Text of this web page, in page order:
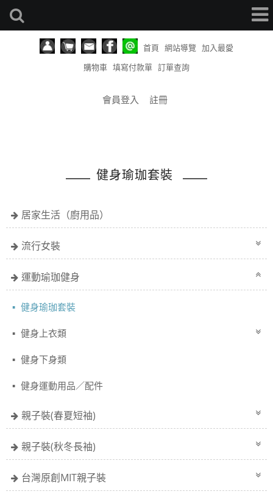
首頁 網站導覽 加入最愛
購物車 填寫付款單 訂單查詢
會員登入 註冊
健身瑜珈套裝
居家生活（廚用品）
流行女裝
運動瑜珈健身
健身瑜珈套裝
健身上衣類
健身下身類
健身運動用品／配件
親子裝(春夏短袖)
親子裝(秋冬長袖)
台灣原創MIT親子裝